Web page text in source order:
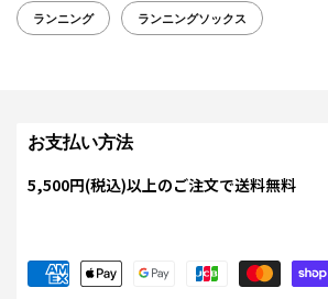
ランニング ランニングソックス
お支払い方法
5,500円(税込)以上のご注文で送料無料